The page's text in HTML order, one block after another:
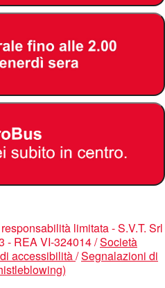
limitata - S.V.T. Srl
- REA VI-324014 /Società
accessibilità/Segnalazioni di